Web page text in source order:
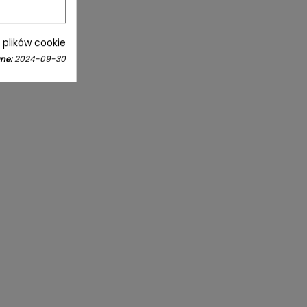
cookie
2024-09-30